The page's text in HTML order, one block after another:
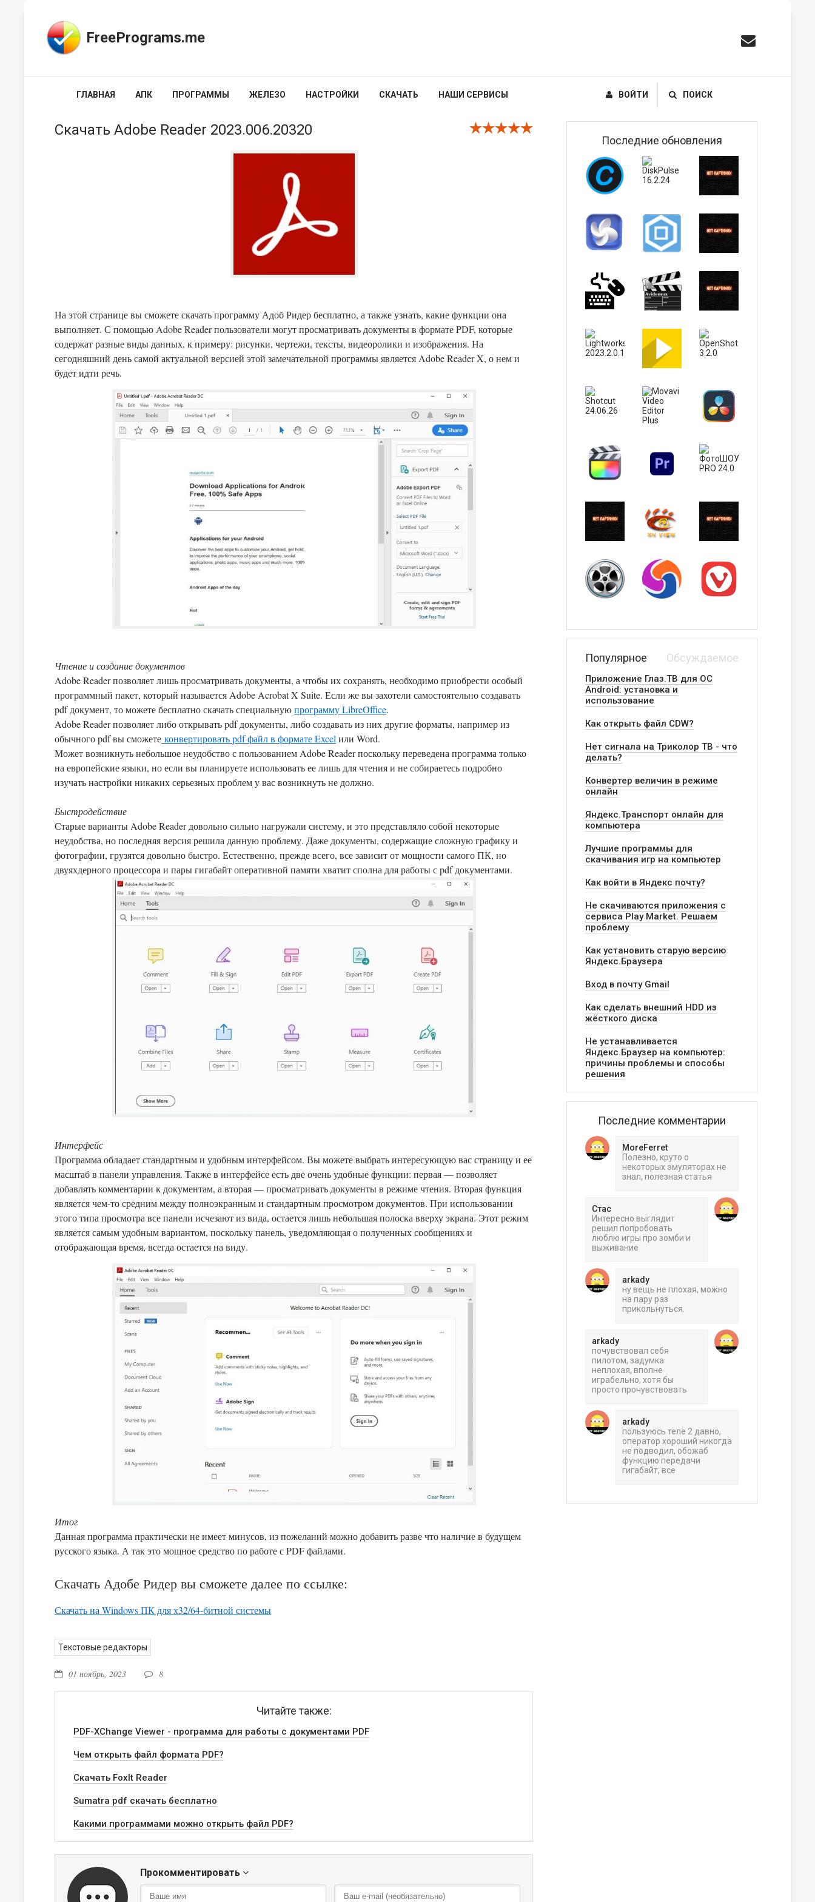
FreePrograms.me
ГЛАВНАЯ АПК ПРОГРАММЫ ЖЕЛЕЗО НАСТРОЙКИ СКАЧАТЬ НАШИ СЕРВИСЫ ВОЙТИ ПОИСК
Скачать Adobe Reader 2023.006.20320
На этой странице вы сможете скачать программу Адоб Ридер бесплатно, а также узнать, какие функции она
выполняет. С помощью Adobe Reader пользователи могут просматривать документы в формате PDF, которые
содержат разные виды данных, к примеру: рисунки, чертежи, тексты, видеоролики и изображения. На
сегодняшний день самой актуальной версией этой замечательной программы является Adobe Reader X, о нем и
будет идти речь.
Чтение и создание документов
Adobe Reader позволяет лишь просматривать документы, а чтобы их сохранять, необходимо приобрести особый
программный пакет, который называется Adobe Acrobat X Suite. Если же вы захотели самостоятельно создавать
pdf документ, то можете бесплатно скачать специальнуюпрограмму LibreOffice.
Adobe Reader позволяет либо открывать pdf документы, либо создавать из них другие форматы, например из
обычного pdf вы сможете конвертировать pdf файл в формате Excel или Word.
Может возникнуть небольшое неудобство с пользованием Adobe Reader поскольку переведена программа только
на европейские языки, но если вы планируете использовать ее лишь для чтения и не собираетесь подробно
изучать настройки никаких серьезных проблем у вас возникнуть не должно.
Быстродействие
Старые варианты Adobe Reader довольно сильно нагружали систему, и это представляло собой некоторые
неудобства, но последняя версия решила данную проблему. Даже документы, содержащие сложную графику и
фотографии, грузятся довольно быстро. Естественно, прежде всего, все зависит от мощности самого ПК, но
двуяхдерного процессора и пары гигабайт оперативной памяти хватит сполна для работы с pdf документами.
Интерфейс
Программа обладает стандартным и удобным интерфейсом. Вы можете выбрать интересующую вас страницу и ее
масштаб в панели управления. Также в интерфейсе есть две очень удобные функции: первая — позволяет
добавлять комментарии к документам, а вторая — просматривать документы в режиме чтения. Вторая функция
является чем-то средним между полноэкранным и стандартным просмотром документов. При использовании
этого типа просмотра все панели исчезают из вида, остается лишь небольшая полоска вверху экрана. Этот режим
является самым удобным вариантом, поскольку панель, уведомляющая о полученных сообщениях и
отображающая время, всегда остается на виду.
Итог
Данная программа практически не имеет минусов, из пожеланий можно добавить разве что наличие в будущем
русского языка. А так это мощное средство по работе с PDF файлами.
Скачать Адобе Ридер вы сможете далее по ссылке:
Скачать на Windows ПК для х32/64-битной системы
Текстовые редакторы
01 ноябрь, 2023 8
Читайте также:
PDF-XChange Viewer - программа для работы с документами PDF
Чем открыть файл формата PDF?
Скачать FoxIt Reader
Sumatra pdf скачать бесплатно
Какими программами можно открыть файл PDF?
Прокомментировать
Последние обновления
Популярное Обсуждаемое
Приложение Глаз.ТВ для ОС
Android: установка и
использование
Как открыть файл CDW?
Нет сигнала на Триколор ТВ - что
делать?
Конвертер величин в режиме
онлайн
Яндекс.Транспорт онлайн для
компьютера
Лучшие программы для
скачивания игр на компьютер
Как войти в Яндекс почту?
Не скачиваются приложения с
сервиса Play Market. Решаем
проблему
Как установить старую версию
Яндекс.Браузера
Вход в почту Gmail
Как сделать внешний HDD из
жёсткого диска
Не устанавливается
Яндекс.Браузер на компьютер:
причины проблемы и способы
решения
Последние комментарии
MoreFerret
Полезно, круто о
некоторых эмуляторах не
знал, полезная статья
Стас
Интересно выглядит
решил попробовать
люблю игры про зомби и
выживание
arkady
ну вещь не плохая, можно
на пару раз
прикольнуться.
arkady
почувствовал себя
пилотом, задумка
неплохая, вполне
играбельно, хотя бы
просто прочувствовать
arkady
пользуюсь теле 2 давно,
оператор хороший никогда
не подводил, обожаб
функцию передачи
гигабайт, все